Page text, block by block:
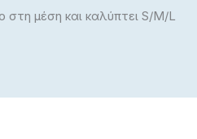
μέση και καλύπτει S/M/L